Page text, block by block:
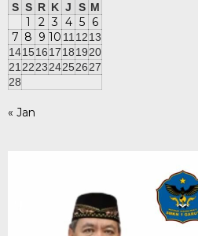
S S R K J S M
1 2 3 4 5 6
7 8 9 10 11 1213
14151617181920
21 222324252627
28
« Jan